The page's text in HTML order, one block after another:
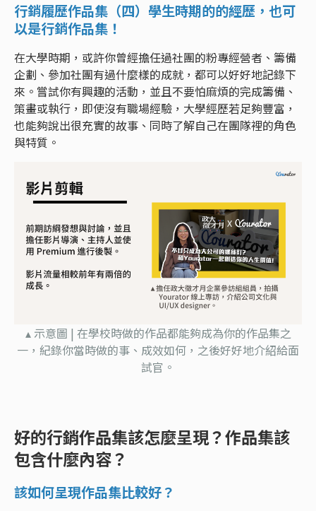
行銷履歷作品集（四）學生時期的的經歷，也可
以是行銷作品集！
在大學時期，或許你曾經擔任過社團的粉專經營者、籌備
企劃、參加社團有過什麼樣的成就，都可以好好地記錄下
來。嘗試你有興趣的活動，並且不要怕麻煩的完成籌備、
策畫或執行，即使沒有職場經驗，大學經歷若足夠豐富，
也能夠說出很充實的故事、同時了解自己在團隊裡的角色
與特質。
▴ 示意圖 | 在學校時做的作品都能夠成為你的作品集之
一，紀錄你當時做的事、成效如何，之後好好地介紹給面
試官。
好的行銷作品集該怎麼呈現？作品集該
包含什麼內容？
該如何呈現作品集比較好？